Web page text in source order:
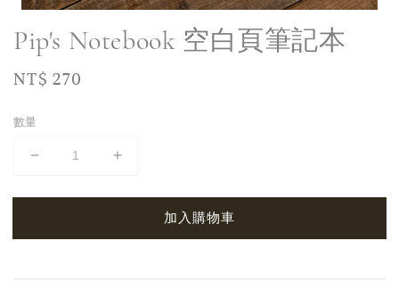
Pip's Notebook 空白頁筆記本
Regular
NT$ 270
數量
加入購物車